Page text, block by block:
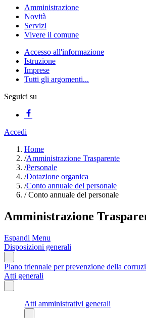
Amministrazione
Novità
Servizi
Vivere il comune
Accesso all'informazione
Istruzione
Imprese
Tutti gli argomenti...
Seguici su
Accedi
Home
/Amministrazione Trasparente
/Personale
/Dotazione organica
/Conto annuale del personale
/Conto annuale del personale
Amministrazione
Espandi Menu
Disposizioni generali
Piano triennale per prevenzione della
Atti generali
Atti amministrativi generali